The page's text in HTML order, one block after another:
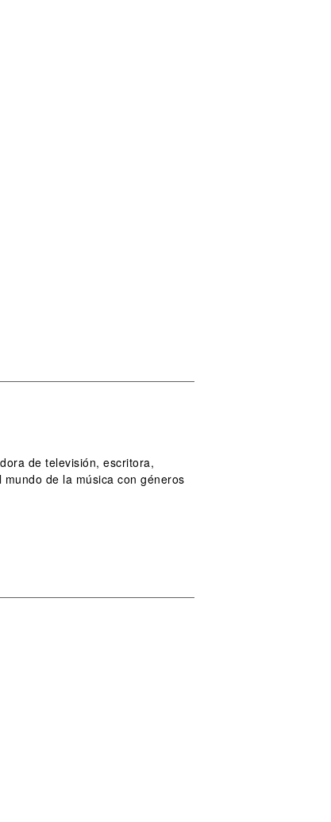
de televisión, escritora,
de la música con géneros